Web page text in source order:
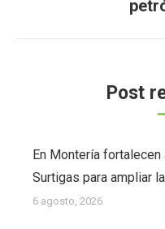
Post
En Montería
Surtigas para ampliar
6 agosto, 2026